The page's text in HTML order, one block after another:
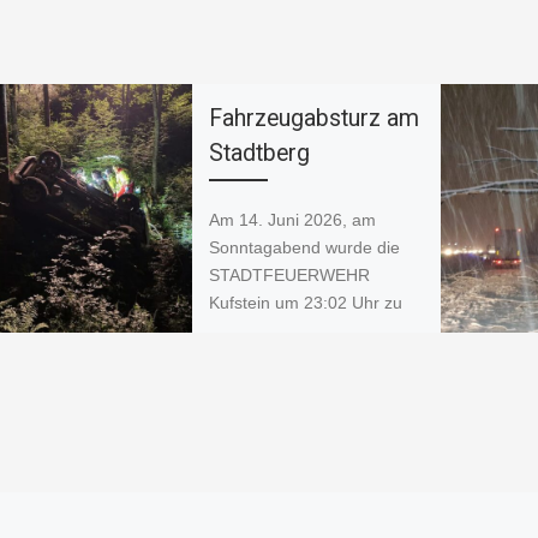
Fahrzeugabsturz am
Stadtberg
Am 14. Juni 2026, am
Sonntagabend wurde die
STADTFEUERWEHR
Kufstein um 23:02 Uhr zu